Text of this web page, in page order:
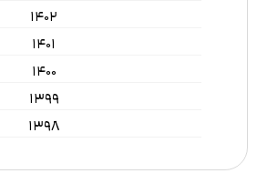
۱۴۰۲
۱۴۰۱
۱۴۰۰
۱۳۹۹
۱۳۹۸